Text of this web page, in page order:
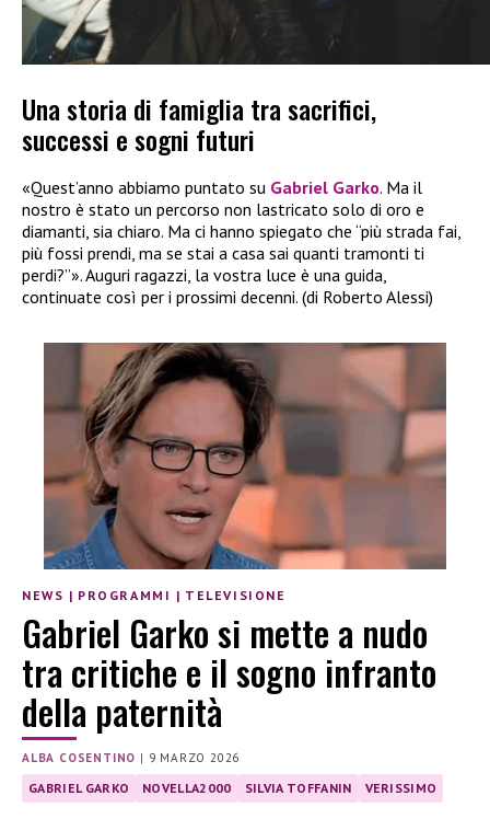
Una storia di famiglia tra sacrifici,
successi e sogni futuri
«Quest’anno abbiamo puntato su Gabriel Garko. Ma il
nostro è stato un percorso non lastricato solo di oro e
diamanti, sia chiaro. Ma ci hanno spiegato che “più strada fai,
più fossi prendi, ma se stai a casa sai quanti tramonti ti
perdi?”». Auguri ragazzi, la vostra luce è una guida,
continuate così per i prossimi decenni. (di Roberto Alessi)
NEWS | PROGRAMMI | TELEVISIONE
Gabriel Garko si mette a nudo
tra critiche e il sogno infranto
della paternità
ALBA COSENTINO | 9 MARZO 2026
GABRIEL GARKO NOVELLA2000 SILVIA TOFFANIN VERISSIMO